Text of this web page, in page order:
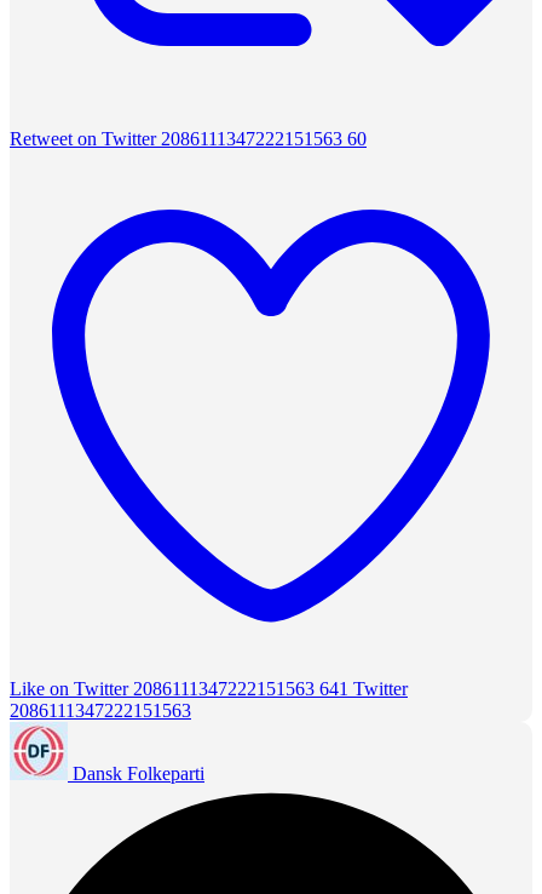
Retweet on Twitter 2086111347222151563 60
Like on Twitter 2086111347222151563 641 Twitter
2086111347222151563
Dansk Folkeparti